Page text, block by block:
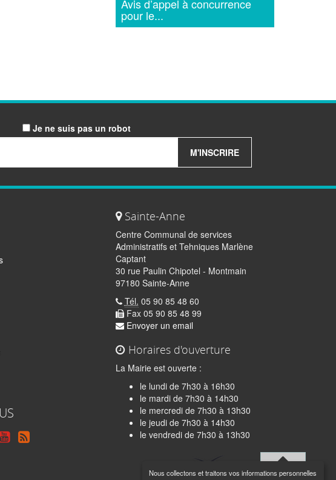
Nous collectons et traitons vos informations personnelles
Avis d’appel à concurrence
pour le...
Haut de
Je ne suis pas un robot
M'INSCRIRE
Syndiquer
Sainte-Anne
Centre Communal de services
Administratifs et Tehniques Marlène
Captant
30 rue Paulin Chipotel - Montmain
97180 Sainte-Anne
Tél. 05 90 85 48 60
Fax 05 90 85 48 99
Envoyer un email
Horaires d'ouverture
La Mairie est ouverte :
le lundi de 7h30 à 16h30
le mardi de 7h30 à 14h30
le mercredi de 7h30 à 13h30
le jeudi de 7h30 à 14h30
le vendredi de 7h30 à 13h30